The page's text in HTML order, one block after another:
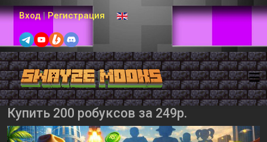
Вход | Регистрация Выберите язык
Купить 200 робуксов за 249р.